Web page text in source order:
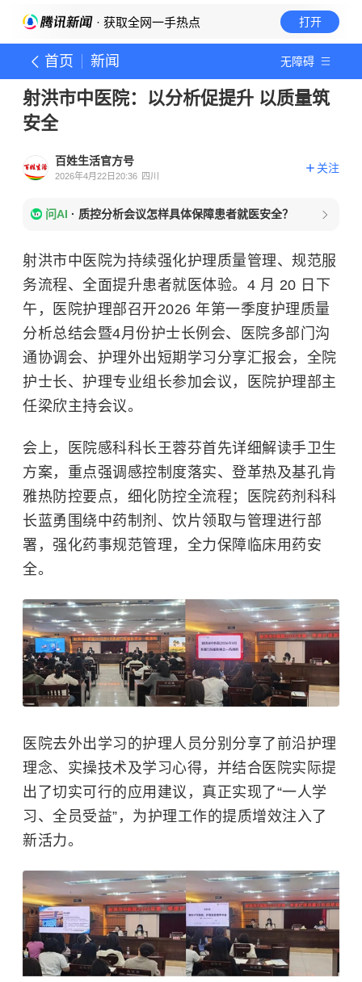
· 获取全网一手热点 打开
首页 新闻 无障碍
射洪市中医院：以分析促提升 以质量筑
安全
百姓生活官方号
2026年4月22日20:36 四川
关注
问AI · 质控分析会议怎样具体保障患者就医安全？
射洪市中医院为持续强化护理质量管理、规范服
务流程、全面提升患者就医体验。4 月 20 日下
午，医院护理部召开2026 年第一季度护理质量
分析总结会暨4月份护士长例会、医院多部门沟
通协调会、护理外出短期学习分享汇报会，全院
护士长、护理专业组长参加会议，医院护理部主
任梁欣主持会议。
会上，医院感科科长王蓉芬首先详细解读手卫生
方案，重点强调感控制度落实、 登革热及基孔肯
雅热防控要点，细化防控全流程；医院药剂科科
长蓝勇围绕中药制剂、饮片领取与管理进行部
署，强化药事规范管理，全力保障临床用药安
全。
医院去外出学习的护理人员分别分享了前沿护理
理念、实操技术及学习心得，并结合医院实际提
出了切实可行的应用建议，真正实现了“一人学
习、全员受益”，为护理工作的提质增效注入了
新活力。